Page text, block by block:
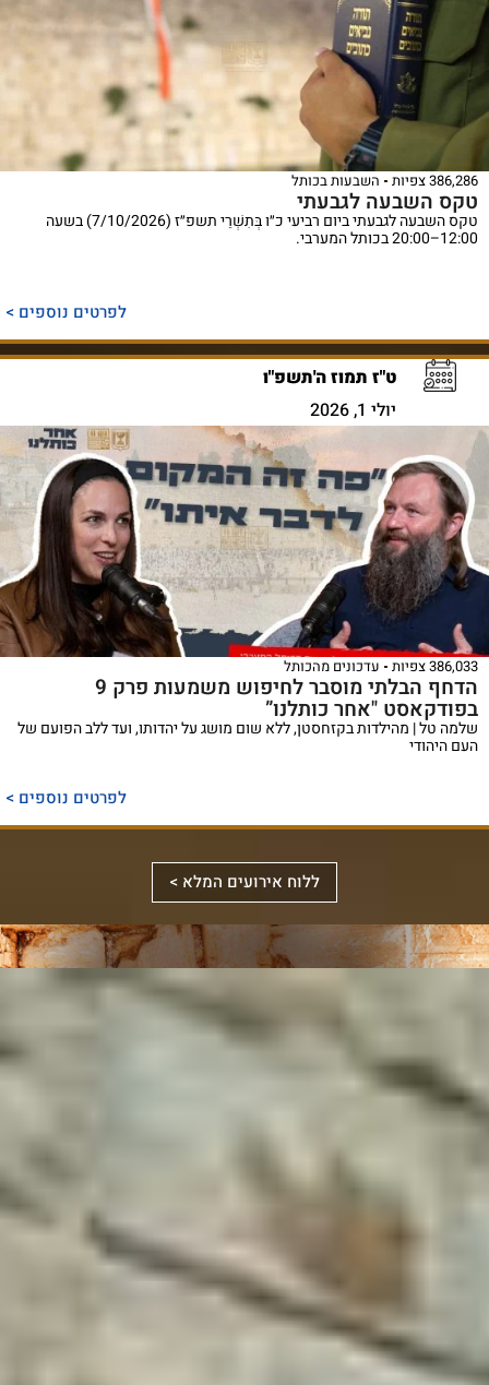
צפיות השבעות בכותל
השבעה לגבעתי
טקס השבעה לגבעתי ביום רביעי כ״ו בְּתִשְׁרֵי תשפ״ז (7/10/2026) בשעה
המערבי.
לפרטים נוספים >
ט"ז תמוז ה'תשפ"ו
יולי 1, 2026
צפיות עדכונים מהכותל
הדחף הבלתי מוסבר לחיפוש משמעות פרק 9
"אחר כותלנו”
טל | מהילדות בקזחסטן, ללא שום מושג על יהדותו, ועד ללב הפועם של
היהודי
לפרטים נוספים >
ללוח אירועים המלא >